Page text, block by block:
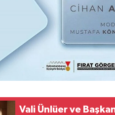
Vali Ünlüer ve